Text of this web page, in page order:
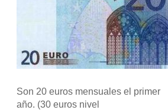
Son 20 euros mensuales el primer
año. (30 euros nivel